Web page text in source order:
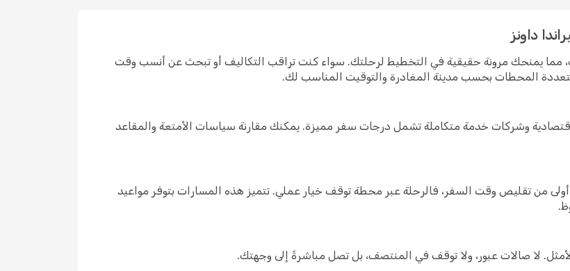
داونز
مما يمنحك مرونة حقيقية في التخطيط لرحلتك. سواء كنت تراقب التكاليف أو تبحث عن أنسب وقت
متعددة المحطات بحسب مدينة المغادرة والتوقيت المناسب لك.
اقتصادية وشركات خدمة متكاملة تشمل درجات سفر مميزة. يمكنك مقارنة سياسات الأمتعة والمقاعد
من تقليص وقت السفر، فالرحلة عبر محطة توقف خيار عملي. تتميز هذه المسارات بتوفر مواعيد
لا صالات عبور، ولا توقف في المنتصف، بل تصل مباشرةً إلى وجهتك.